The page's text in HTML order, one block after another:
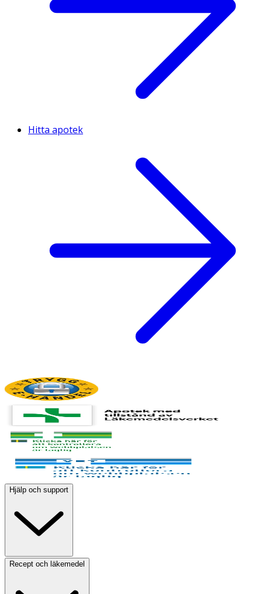
Hitta apotek
Hjälp och support
Recept och läkemedel